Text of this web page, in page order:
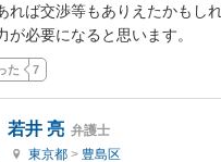
れば交渉等もありえたかもし
が必要になると思います。
た 7
若井 亮 弁護士
東京都 > 豊島区